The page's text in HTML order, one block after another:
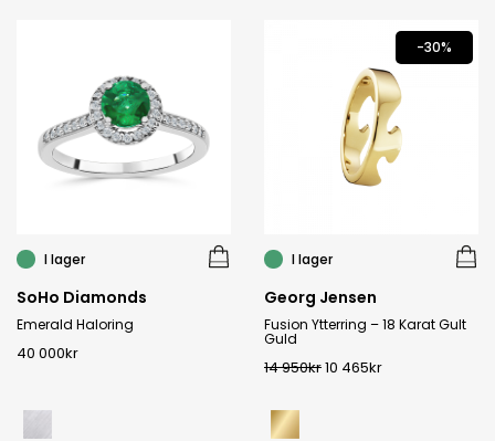
I lager
SoHo Diamonds
Emerald Haloring
40 000kr
-30%
I lager
Georg Jensen
Fusion Ytterring – 18 Karat Gult
Guld
14 950kr10 465kr